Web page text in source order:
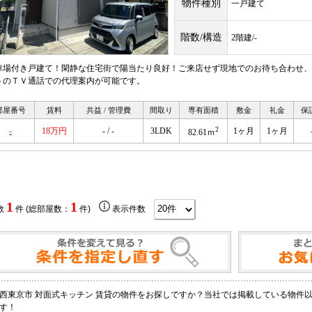
物件種別 一戸建て
階数/構造 2階建/-
場付き戸建て！閑静な住宅街で陽当たり良好！ご来店せず現地でのお待ち合わせ
のＴＶ通話での代理案内が可能です。
屋番号 賃料 共益 / 管理費 間取り 専有面積 敷金 礼金 保
- 18万円 - / - 3LDK 82.61ｍ2 1ヶ月 1ヶ月
1 件 (総部屋数： 1 件) 表示件数
東京市 対面式キッチン 賃貸の物件をお探しですか？当社では掲載している物件
！